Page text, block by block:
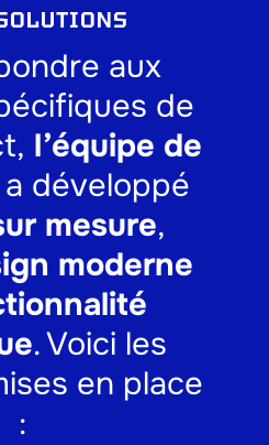
aux
de
l’équipe de
a développé
mesure,
moderne
. Voici les
en place
: